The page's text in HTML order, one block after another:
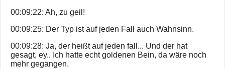
00:09:22: Ah, zu geil!
00:09:25: Der Typ ist auf jeden Fall auch Wahnsinn.
00:09:28: Ja, der heißt auf jeden fall... Und der hat
gesagt, ey.. Ich hatte echt goldenen Bein, da wäre noch
mehr gegangen.